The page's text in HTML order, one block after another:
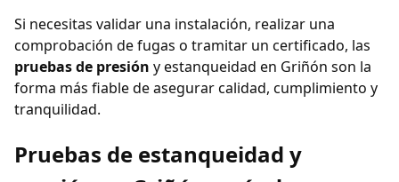
Si necesitas validar una instalación, realizar una
comprobación de fugas o tramitar un certificado, las
pruebas de presión y estanqueidad en Griñón son la
forma más fiable de asegurar calidad, cumplimiento y
tranquilidad.
Pruebas de estanqueidad y